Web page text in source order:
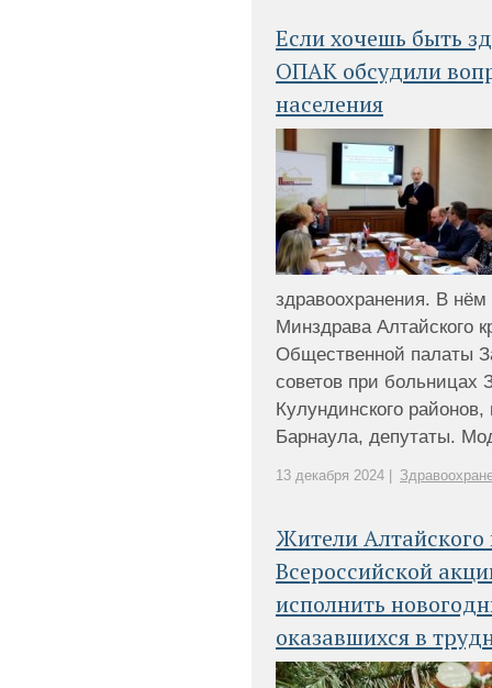
Если хочешь быть
ОПАК обсудили
населения
здравоохранения. В
Минздрава Алтайского
Общественной палаты
советов при больницах
Кулундинского
Барнаула, депутаты.
13 декабря 2024 |
Жители Алтайского
Всероссийской
исполнить
оказавшихся в